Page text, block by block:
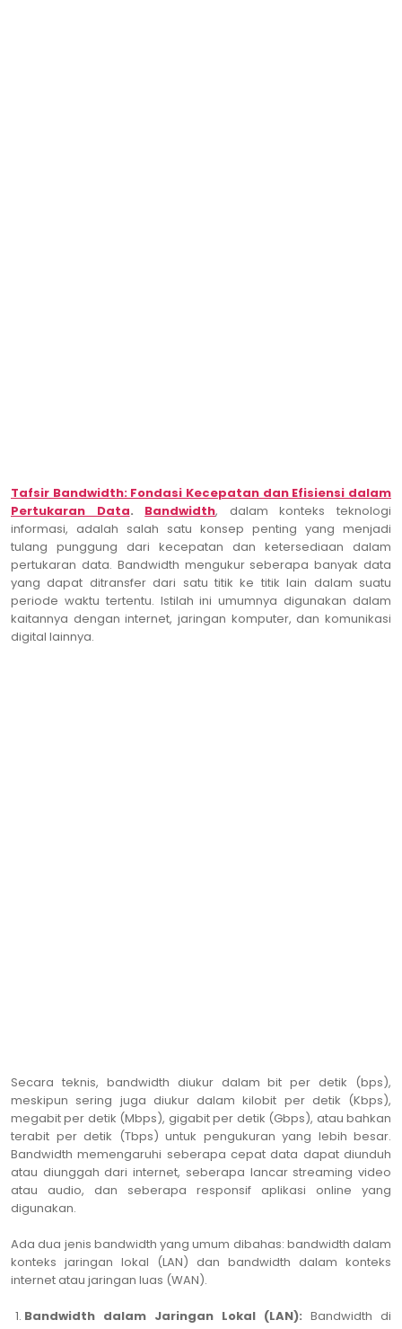
Tafsir Bandwidth: Fondasi Kecepatan dan Efisiensi dalam
Pertukaran Data. Bandwidth, dalam konteks teknologi
informasi, adalah salah satu konsep penting yang menjadi
tulang punggung dari kecepatan dan ketersediaan dalam
pertukaran data. Bandwidth mengukur seberapa banyak data
yang dapat ditransfer dari satu titik ke titik lain dalam suatu
periode waktu tertentu. Istilah ini umumnya digunakan dalam
kaitannya dengan internet, jaringan komputer, dan komunikasi
digital lainnya.
Secara teknis, bandwidth diukur dalam bit per detik (bps),
meskipun sering juga diukur dalam kilobit per detik (Kbps),
megabit per detik (Mbps), gigabit per detik (Gbps), atau bahkan
terabit per detik (Tbps) untuk pengukuran yang lebih besar.
Bandwidth memengaruhi seberapa cepat data dapat diunduh
atau diunggah dari internet, seberapa lancar streaming video
atau audio, dan seberapa responsif aplikasi online yang
digunakan.
Ada dua jenis bandwidth yang umum dibahas: bandwidth dalam
konteks jaringan lokal (LAN) dan bandwidth dalam konteks
internet atau jaringan luas (WAN).
Bandwidth dalam Jaringan Lokal (LAN): Bandwidth di